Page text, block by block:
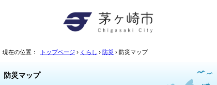
現在の位置： トップページ › くらし › 防災 › 防災マップ
防災マップ